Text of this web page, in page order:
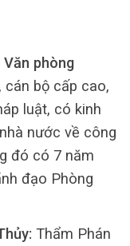
phòng
cán bộ cấp cao,
luật, có kinh
nước về công
đó có 7 năm
đạo Phòng
Thẩm Phán